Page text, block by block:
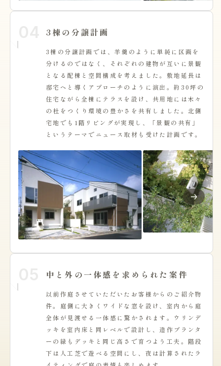
3棟の分譲計画
3棟の分譲計画では、羊羹のように単純に区画を
分けるのではなく、それぞれの建物が互いに景観
となる配棟と空間構成を考えました。敷地延長は
邸宅へと導くアプローチのように演出。約30坪の
住宅ながら全棟にテラスを設け、共用地には木々
の杜をつくり環境の豊かさを共有しました。北側
宅地でも1階リビングが実現し、「景観の共有」
というテーマでニュース取材も受けた計画です。
中と外の一体感を求められた案件
以前作庭させていただいたお客様からのご紹介物
件。庭側に大きくワイドな窓を設け、室内から庭
全体が見渡せる一体感に驚かされます。ウリンデ
ッキを室内床と同レベルで設計し、造作プランタ
ーの緑もデッキと同じ高さで育つよう工夫。階段
下は人工芝で遊べる空間にし、夜は計算されたラ